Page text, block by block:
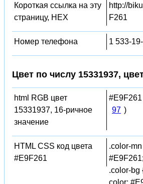
Короткая ссылка на эту
страницу, HEX
http://
F261
Номер телефона 1 533-
Цвет по числу 15331937,
html RGB цвет
15331937, 16-ричное
значение
#E9F261
97 )
HTML CSS код цвета
#E9F261
.color-
.color-bg
color: